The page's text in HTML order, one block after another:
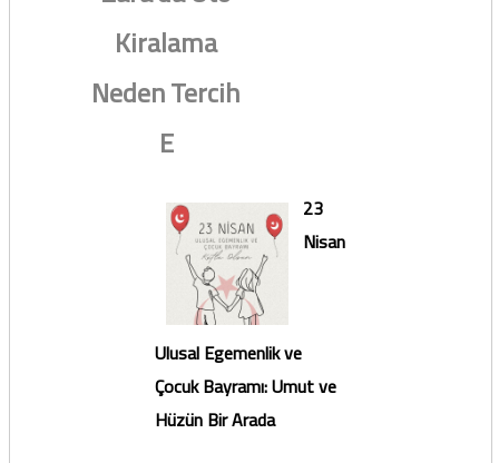
Kiralama
Neden Tercih
E
23
Nisan
Ulusal Egemenlik ve
Çocuk Bayramı: Umut ve
Hüzün Bir Arada